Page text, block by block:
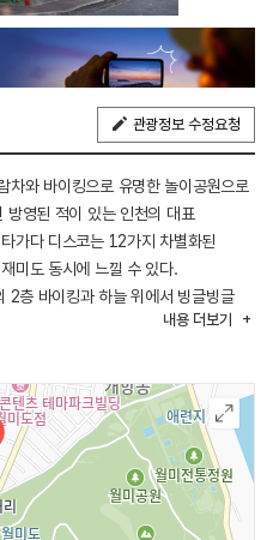
관광정보 수정요청
차와 바이킹으로 유명한 놀이공원으로
영된 적이 있는 인천의 대표
가다 디스코는 12가지 차별화된
미도 동시에 느낄 수 있다.
2층 바이킹과 하늘 위에서 빙글빙글
좋아하는 점핑점핑 등 다양한 놀이
들어서 있다.
광객들이 디스코팡팡을 즐긴
다 전망과 아찔한 스릴감을 동시에
망대, 송월동 동화마을에 들러 산책을
내용 더보기